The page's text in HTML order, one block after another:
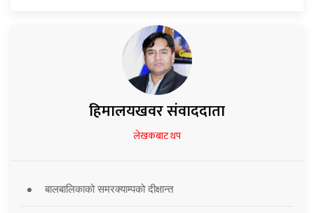
हिमालयखवर संवाददाता
लेखकबाट थप
बालबालिकाको समरक्याम्पको दीक्षान्त